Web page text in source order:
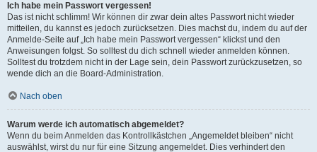
Ich habe mein Passwort vergessen!
Das ist nicht schlimm! Wir können dir zwar dein altes Passwort nicht wieder
mitteilen, du kannst es jedoch zurücksetzen. Dies machst du, indem du auf der
Anmelde-Seite auf „Ich habe mein Passwort vergessen“ klickst und den
Anweisungen folgst. So solltest du dich schnell wieder anmelden können.
Solltest du trotzdem nicht in der Lage sein, dein Passwort zurückzusetzen, so
wende dich an die Board-Administration.
Nach oben
Warum werde ich automatisch abgemeldet?
Wenn du beim Anmelden das Kontrollkästchen „Angemeldet bleiben“ nicht
auswählst, wirst du nur für eine Sitzung angemeldet. Dies verhindert den